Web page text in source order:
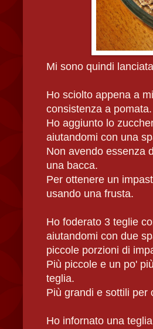
Mi sono quindi
Ho sciolto appena a
consistenza a pomata.
Ho aggiunto lo
aiutandomi con una
Non avendo essenza
una bacca.
Per ottenere un
usando una frusta.
Ho foderato 3 teglie
aiutandomi con due
piccole porzioni di
Più piccole e un po'
teglia.
Più grandi e sottili per
Ho infornato una